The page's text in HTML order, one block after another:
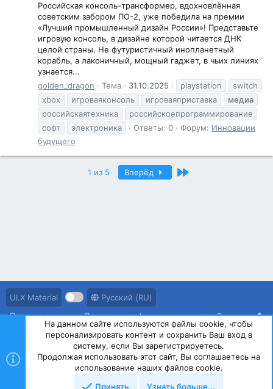
Российская консоль-трансформер, вдохновлённая
советским забором ПО-2, уже победила на премии
«Лучший промышленный дизайн России»! Представьте
игровую консоль, в дизайне которой читается ДНК
целой страны. Не футуристичный инопланетный
корабль, а лаконичный, мощный гаджет, в чьих линиях
узнается...
golden_dragon
Тема 31.10.2025 playstation
switch
xbox
игроваяконсоль игроваяприставка
медиа
российскаятехника
российскоепрограммирование
софт
электроника Ответы: 0 Форум: Инновации
будущего
1 из 5 Вперёд Последний
UI.X Material
Русский (RU)
Правила ресурса
Политика конфиденциальности Справка
Community platform by XenForo © 2010-2023 XenForo Ltd.
На данном сайте используются файлы cookie, чтобы
персонализировать контент и сохранить Ваш вход в
систему, если Вы зарегистрируетесь.
Продолжая использовать этот сайт, Вы соглашаетесь на
использование наших файлов cookie.
Принять
Узнать больше...